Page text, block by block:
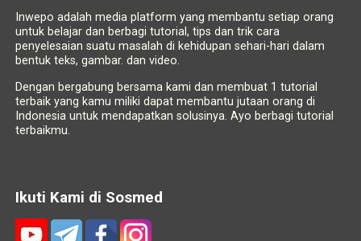
Inwepo adalah media platform yang membantu setiap orang
untuk belajar dan berbagi tutorial, tips dan trik cara
penyelesaian suatu masalah di kehidupan sehari-hari dalam
bentuk teks, gambar. dan video.
Dengan bergabung bersama kami dan membuat 1 tutorial
terbaik yang kamu miliki dapat membantu jutaan orang di
Indonesia untuk mendapatkan solusinya. Ayo berbagi tutorial
terbaikmu.
Ikuti Kami di Sosmed